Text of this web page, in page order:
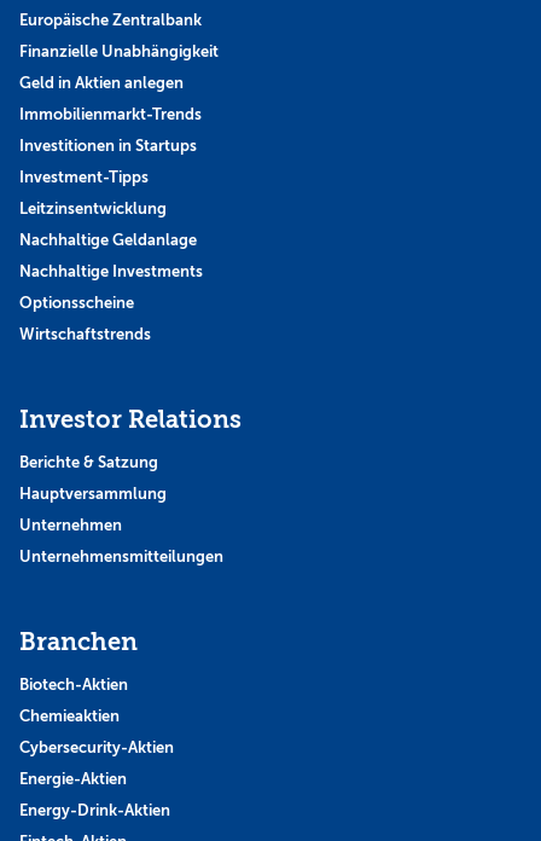
Europäische Zentralbank
Finanzielle Unabhängigkeit
Geld in Aktien anlegen
Immobilienmarkt-Trends
Investitionen in Startups
Investment-Tipps
Leitzinsentwicklung
Nachhaltige Geldanlage
Nachhaltige Investments
Optionsscheine
Wirtschaftstrends
Investor Relations
Berichte & Satzung
Hauptversammlung
Unternehmen
Unternehmensmitteilungen
Branchen
Biotech-Aktien
Chemieaktien
Cybersecurity-Aktien
Energie-Aktien
Energy-Drink-Aktien